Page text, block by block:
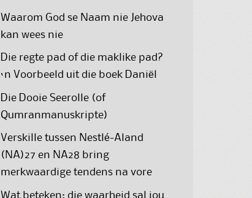
Waarom God se Naam nie Jehova
kan wees nie
Die regte pad of die maklike pad?
‘n Voorbeeld uit die boek Daniël
Die Dooie Seerolle (of
Qumranmanuskripte)
Verskille tussen Nestlé-Aland
(NA)27 en NA28 bring
merkwaardige tendens na vore
Wat beteken: die waarheid sal jou